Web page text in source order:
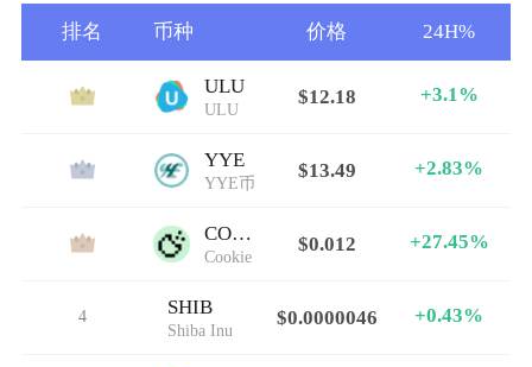
排名 币种 价格 24H%
ULU
ULU
$12.18 +3.1%
2
YYE
YYE币
$13.49 +2.83%
COOKIE
Cookie
$0.012 +27.45%
4 SHIB
Shiba Inu
$0.0000046 +0.43%